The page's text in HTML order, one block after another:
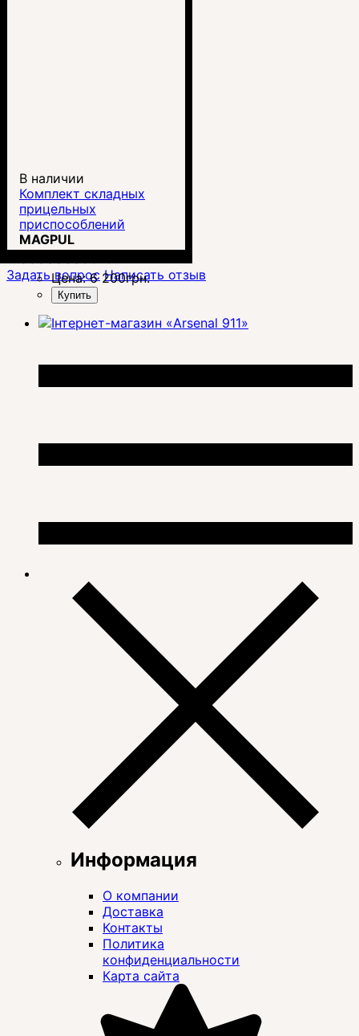
В наличии
Комплект складных
прицельных
приспособлений
мушка+целик Magpul
MBUS Gen3
MAGPUL
Цена:6 200грн.
Купить
Задать вопрос Написать отзыв
Информация
О компании
Доставка
Контакты
Политика
конфиденциальности
Карта сайта